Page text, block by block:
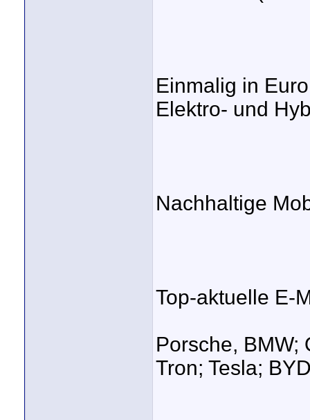
Einmalig in
Elektro- und
Nachhaltige
Top-aktuelle E-
Porsche, BMW;
Tron; Tesla;